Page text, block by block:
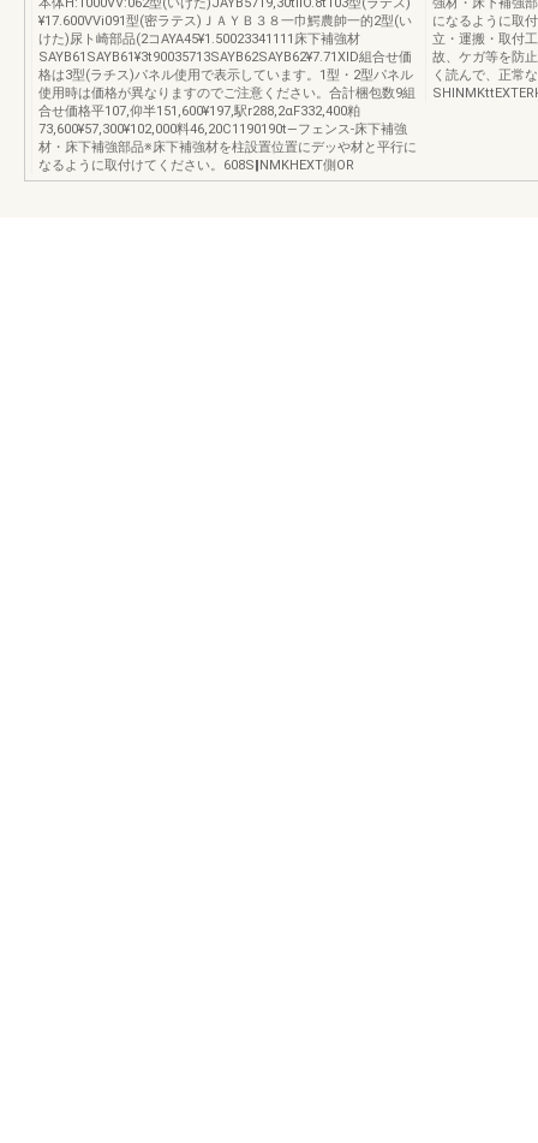
本体H:1000VV:062型(いけた)JAYB5719,30tliO.8t103型(ラテス)
¥17.600VVi091型(密ラテス)ＪＡＹＢ３８一巾鰐農帥一的2型(い
けた)尿ト崎部品(2コAYA45¥1.50023341111床下補強材
SAYB61SAYB61¥3t90035713SAYB62SAYB62¥7.71XlD組合せ価
格は3型(ラチス)パネル使用で表示しています。1型・2型パネル
使用時は価格が異なりますのでご注意ください。合計梱包数9組
合せ価格平107,仰半151,600¥197,駅r288,2αF332,400粕
73,600¥57,300¥102,000料46,20C1190190t―フェンス‐床下補強
材・床下補強部品※床下補強材を柱設置位置にデッや材と平行に
なるように取付けてください。608S‖NMKHEXT側OR
強材・床下補強
になるように取
立・運搬・取付
故、ケガ等を防
く読んで、正常